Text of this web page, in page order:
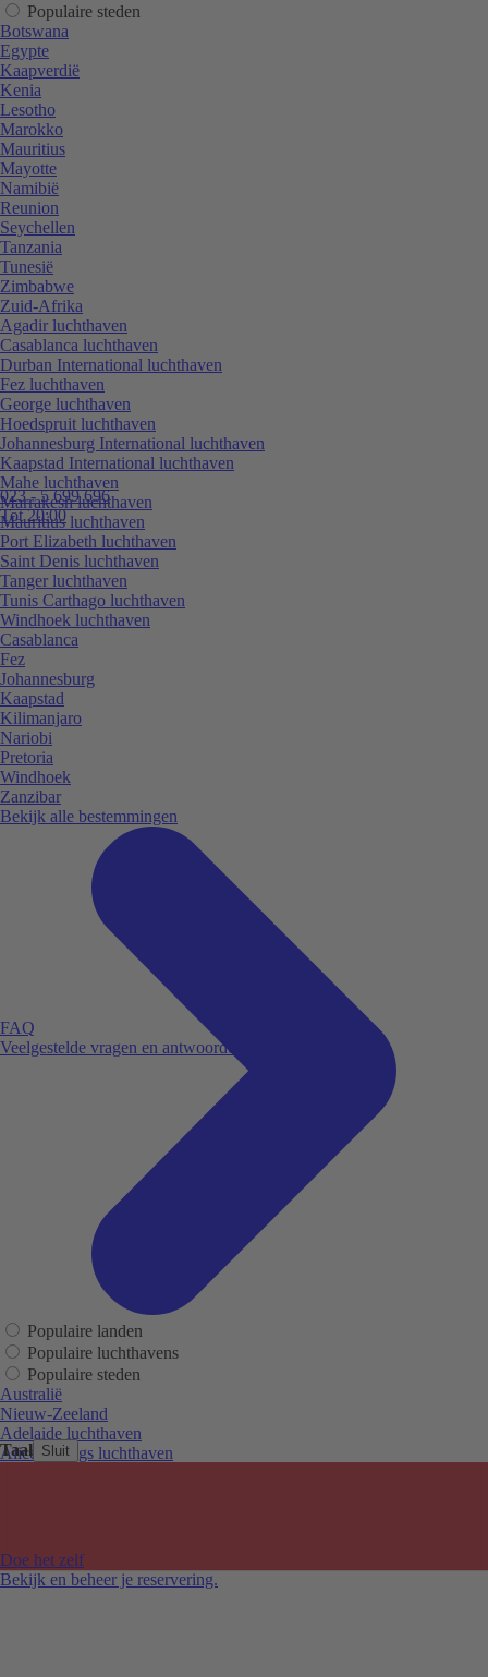
Taal Sluit
023 - 5 699 696
Tot 20:00
FAQ
Veelgestelde vragen en antwoorden.
Doe het zelf
Bekijk en beheer je reservering.
Populaire steden
Botswana
Egypte
Kaapverdië
Kenia
Lesotho
Marokko
Mauritius
Mayotte
Namibië
Reunion
Seychellen
Tanzania
Tunesië
Zimbabwe
Zuid-Afrika
Agadir luchthaven
Casablanca luchthaven
Durban International luchthaven
Fez luchthaven
George luchthaven
Hoedspruit luchthaven
Johannesburg International luchthaven
Kaapstad International luchthaven
Mahe luchthaven
Marrakesh luchthaven
Mauritius luchthaven
Port Elizabeth luchthaven
Saint Denis luchthaven
Tanger luchthaven
Tunis Carthago luchthaven
Windhoek luchthaven
Casablanca
Fez
Johannesburg
Kaapstad
Kilimanjaro
Nariobi
Pretoria
Windhoek
Zanzibar
Bekijk alle bestemmingen
Populaire landen
Populaire luchthavens
Populaire steden
Australië
Nieuw-Zeeland
Adelaide luchthaven
Alice Springs luchthaven
Melbourne Tullamarine luchthaven
Perth luchthaven
Sydney luchthaven